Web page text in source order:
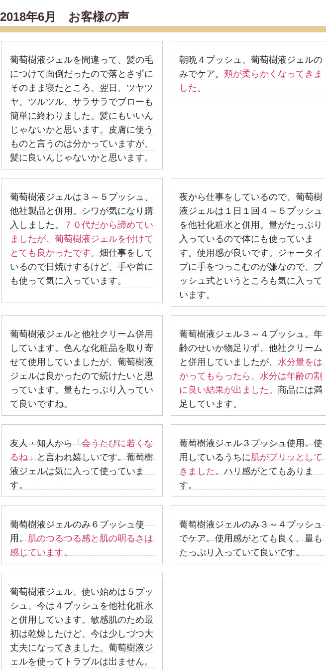
2018年6月 お客様の声
葡萄樹液ジェルを間違って、髪の毛
につけて面倒だったので落とさずに
そのまま寝たところ、翌日、ツヤツ
ヤ、ツルツル、サラサラでブローも
簡単に終わりました。髪にもいいん
じゃないかと思います。皮膚に使う
ものと言うのは分かっていますが、
髪に良いんじゃないかと思います。
朝晩４プッシュ、葡萄樹液ジェルの
みでケア。頬が柔らかくなってきま
した。
葡萄樹液ジェルは３～５プッシュ、
他社製品と併用。シワが気になり購
入しました。
７０代だから諦めてい
ましたが、葡萄樹液ジェルを付けて
とても良かったです。 畑仕事をして
いるので日焼けするけど、手や首に
も使って気に入っています。
夜から仕事をしているので、葡萄樹
液ジェルは１日１回４～５プッシュ
を他社化粧水と併用。量がたっぷり
入っているので体にも使っていま
す。使用感が良いです。ジャータイ
プに手をつっこむのが嫌なので、プ
ッシュ式というところも気に入って
います。
葡萄樹液ジェルと他社クリーム併用
しています。色んな化粧品を取り寄
せて使用していましたが、葡萄樹液
ジェルは良かったので続けたいと思
っています。量もたっぷり入ってい
て良いですね。
葡萄樹液ジェル３～４プッシュ。年
齢のせいか物足りず、他社クリーム
と併用していましたが、 水分量をは
かってもらったら、水分は年齢の割
に良い結果が出ました。 商品には満
足しています。
友人・知人から「会うたびに若くな
るね」と言われ嬉しいです。葡萄樹
液ジェルは気に入って使っていま
す。
葡萄樹液ジェル３プッシュ使用。使
用しているうちに肌がプリッとして
きました。 ハリ感がとてもありま
す。
葡萄樹液ジェルのみ６プッシュ使
用。肌のつるつる感と肌の明るさは
感じています。
葡萄樹液ジェルのみ３～４プッシュ
でケア。使用感がとても良く、量も
たっぷり入っていて良いです。
葡萄樹液ジェル、使い始めは５プッ
シュ、今は４プッシュを他社化粧水
と併用しています。敏感肌のため最
初は乾燥したけど、今は少しづつ大
丈夫になってきました。葡萄樹液ジ
ェルを使ってトラブルは出ません。